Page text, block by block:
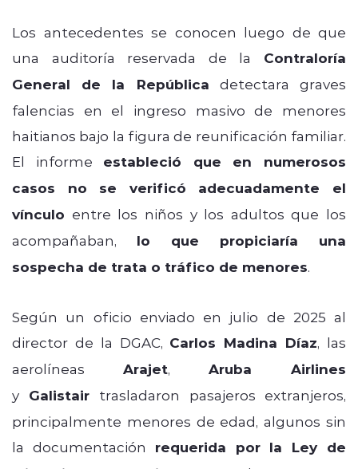
Los antecedentes se conocen luego de que
una auditoría reservada de la Contraloría
General de la República detectara graves
falencias en el ingreso masivo de menores
haitianos bajo la figura de reunificación familiar.
El informe estableció que en numerosos
casos no se verificó adecuadamente el
vínculo entre los niños y los adultos que los
acompañaban, lo que propiciaría una
sospecha de trata o tráfico de menores.
Según un oficio enviado en julio de 2025 al
director de la DGAC, Carlos Madina Díaz, las
aerolíneas Arajet, Aruba Airlines
y Galistair trasladaron pasajeros extranjeros,
principalmente menores de edad, algunos sin
la documentación requerida por la Ley de